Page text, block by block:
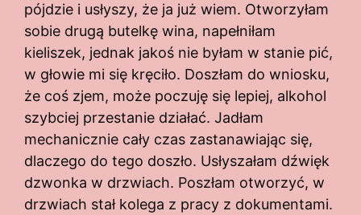
pójdzie i usłyszy, że ja już wiem. Otworzyłam
sobie drugą butelkę wina, napełniłam
kieliszek, jednak jakoś nie byłam w stanie pić,
w głowie mi się kręciło. Doszłam do wniosku,
że coś zjem, może poczuję się lepiej, alkohol
szybciej przestanie działać. Jadłam
mechanicznie cały czas zastanawiając się,
dlaczego do tego doszło. Usłyszałam dźwięk
dzwonka w drzwiach. Poszłam otworzyć, w
drzwiach stał kolega z pracy z dokumentami.